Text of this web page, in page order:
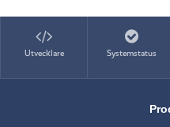
Utvecklare Systemstatus